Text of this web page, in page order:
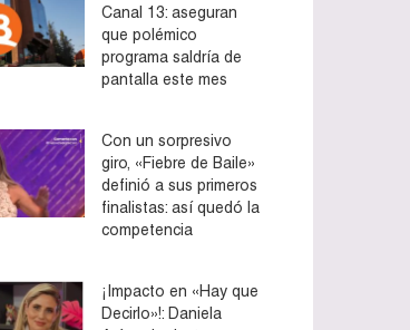
Canal 13: aseguran
que polémico
programa saldría de
pantalla este mes
Con un sorpresivo
giro, «Fiebre de Baile»
definió a sus primeros
finalistas: así quedó la
competencia
¡Impacto en «Hay que
Decirlo»!: Daniela